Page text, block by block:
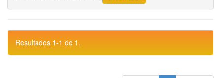
Resultados 1-1 de 1.